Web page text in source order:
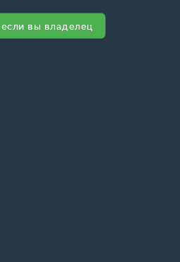
вы владелец